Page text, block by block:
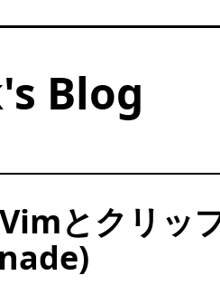
Blog
とクリッ